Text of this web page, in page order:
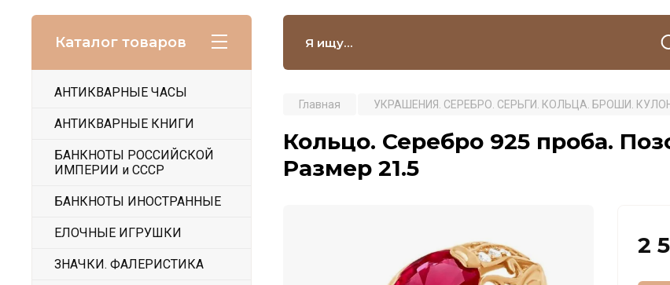
Каталог товаров
АНТИКВАРНЫЕ ЧАСЫ
АНТИКВАРНЫЕ КНИГИ
БАНКНОТЫ РОССИЙСКОЙ
ИМПЕРИИ и СССР
БАНКНОТЫ ИНОСТРАННЫЕ
ЕЛОЧНЫЕ ИГРУШКИ
ЗНАЧКИ. ФАЛЕРИСТИКА
Главная УКРАШЕНИЯ. СЕРЕБРО. СЕРЬГИ. КОЛЬЦА. БРОШИ.
Кольцо. Серебро 925 проба.
Размер 21.5
2